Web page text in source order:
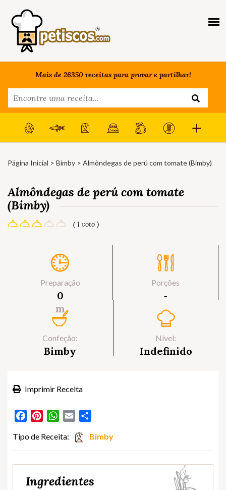
Mais de 26350 receitas para provar e partilhar!
Página Inicial > Bimby > Almôndegas de perú com tomate (Bimby)
Almôndegas de perú com tomate
(Bimby)
( 1 voto )
Preparação
0
m
Porções
‐
Confeção:
Bimby
Nível:
Indefinido
Imprimir Receita
FacebookPinterestWhatsApp
Email
Tipo de Receita: Bimby
Ingredientes